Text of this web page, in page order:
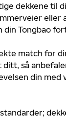
dekkene til
eller
din Tongbao
match for
så
din med